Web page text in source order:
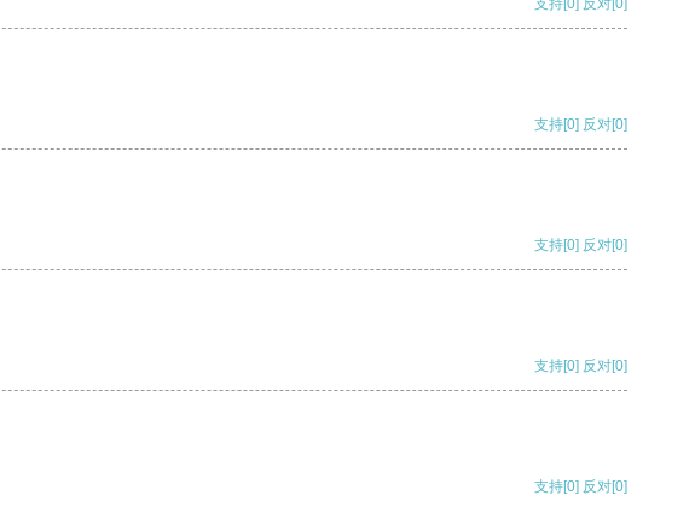
支持 [0] 反对 [0]
支持[0] 反对[0]
支持[0] 反对[0]
支持[0] 反对[0]
支持[0] 反对[0]